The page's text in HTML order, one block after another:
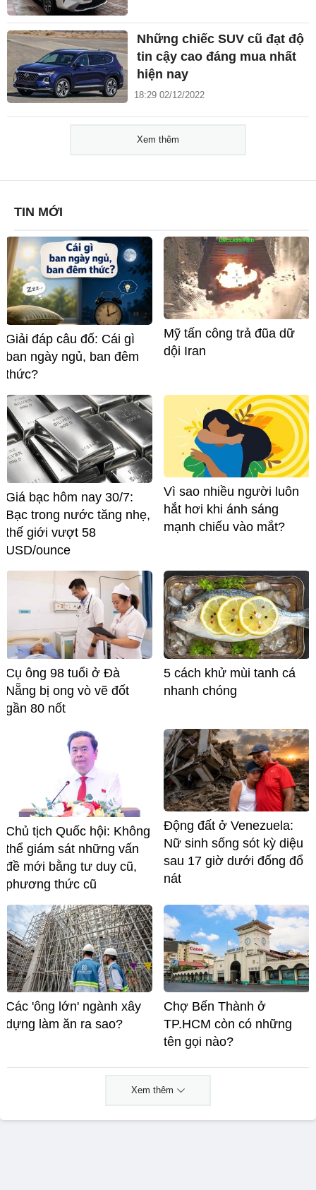
Những chiếc SUV cũ đạt độ
tin cậy cao đáng mua nhất
hiện nay
18:29 02/12/2022
Xem thêm
TIN MỚI
Giải đáp câu đố: Cái gì
ban ngày ngủ, ban đêm
thức?
Mỹ tấn công trả đũa dữ
dội Iran
Giá bạc hôm nay 30/7:
Bạc trong nước tăng nhẹ,
thế giới vượt 58
USD/ounce
Vì sao nhiều người luôn
hắt hơi khi ánh sáng
mạnh chiếu vào mắt?
Cụ ông 98 tuổi ở Đà
Nẵng bị ong vò vẽ đốt
gần 80 nốt
5 cách khử mùi tanh cá
nhanh chóng
Chủ tịch Quốc hội: Không
thể giám sát những vấn
đề mới bằng tư duy cũ,
phương thức cũ
Động đất ở Venezuela:
Nữ sinh sống sót kỳ diệu
sau 17 giờ dưới đống đổ
nát
Các 'ông lớn' ngành xây
dựng làm ăn ra sao?
Chợ Bến Thành ở
TP.HCM còn có những
tên gọi nào?
Xem thêm